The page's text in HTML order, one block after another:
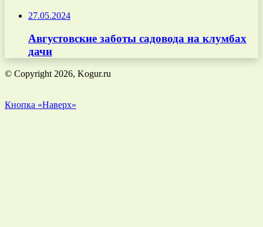
27.05.2024
Августовские заботы садовода на клумбах
дачи
© Copyright 2026, Kogur.ru
Кнопка «Наверх»